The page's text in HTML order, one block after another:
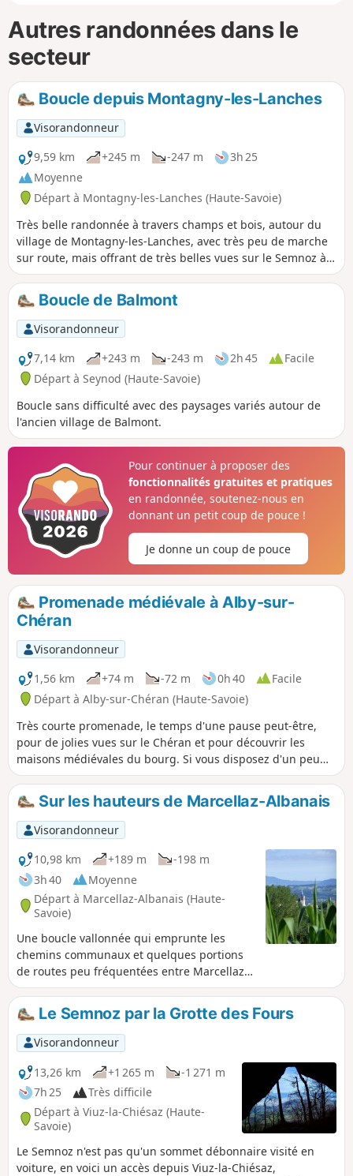
Autres randonnées dans le
secteur
Boucle depuis Montagny-les-Lanches
Visorandonneur
9,59 km
+245 m -247 m
3h 25
Moyenne
Départ à Montagny-les-Lanches (Haute-Savoie)
Très belle randonnée à travers champs et bois, autour du
village de Montagny-les-Lanches, avec très peu de marche
sur route, mais offrant de très belles vues sur le Semnoz à
l'Est et les monts de l'Albanais à l'Est. Très agréable en
saison printanière et automnale, mais prévoir suffisamment
d'eau en été. Les traversées de hameaux montrent de
fermes joliment rénovées, bien fleuries et aménagées.
Boucle de Balmont
Visorandonneur
7,14 km
+243 m -243 m 2h 45
Facile
Départ à Seynod (Haute-Savoie)
Boucle sans difficulté avec des paysages variés autour de
l'ancien village de Balmont.
Pour continuer à proposer des
fonctionnalités gratuites et pratiques
en randonnée, soutenez-nous en
donnant un petit coup de pouce !
Je donne un coup de pouce
Promenade médiévale à Alby-sur-
Chéran
Visorandonneur
1,56 km
+74 m -72 m 0h 40
Facile
Départ à Alby-sur-Chéran (Haute-Savoie)
Très courte promenade, le temps d'une pause peut-être,
pour de jolies vues sur le Chéran et pour découvrir les
maisons médiévales du bourg. Si vous disposez d'un peu
plus de temps, visitez le Musée de la Cordonnerie.
Sur les hauteurs de Marcellaz-Albanais
Visorandonneur
10,98 km
+189 m
-198 m
3h 40
Moyenne
Départ à Marcellaz-Albanais (Haute-
Savoie)
Une boucle vallonnée qui emprunte les
chemins communaux et quelques portions
de routes peu fréquentées entre Marcellaz-
Albanais et Montagny-les-Lanches.
Nombreux panoramas sur le Jura, les Bornes
les Aravis et les Bauges.
Le Semnoz par la Grotte des Fours
Visorandonneur
13,26 km
+1 265 m
-1 271 m
7h 25
Très difficile
Départ à Viuz-la-Chiésaz (Haute-
Savoie)
Le Semnoz n'est pas qu'un sommet débonnaire visité en
voiture, en voici un accès depuis Viuz-la-Chiésaz,